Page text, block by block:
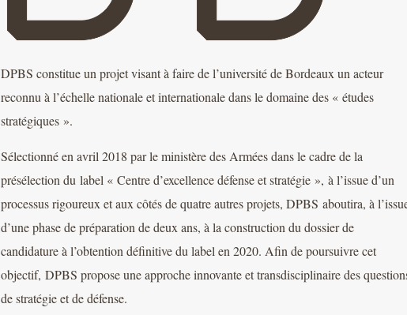
DPBS constitue un projet visant à faire de l’université de Bordeaux un acteur
reconnu à l’échelle nationale et internationale dans le domaine des « études
stratégiques ».
Sélectionné en avril 2018 par le ministère des Armées dans le cadre de la
présélection du label « Centre d’excellence défense et stratégie », à l’issue d’un
processus rigoureux et aux côtés de quatre autres projets, DPBS aboutira, à
d’une phase de préparation de deux ans, à la construction du dossier de
candidature à l’obtention définitive du label en 2020. Afin de poursuivre cet
objectif, DPBS propose une approche innovante et transdisciplinaire des
de stratégie et de défense.